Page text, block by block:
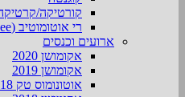
קורטיקה/
רי אוטומוטיב (Ree)
ארועים וכנסים
אקומושן 2020
אקומושן 2019
אוטונומוס טק 2018